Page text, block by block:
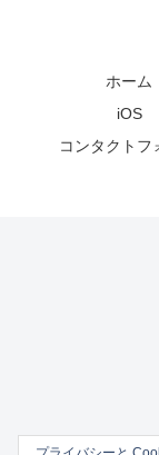
ホーム
iOS
コンタクトフ